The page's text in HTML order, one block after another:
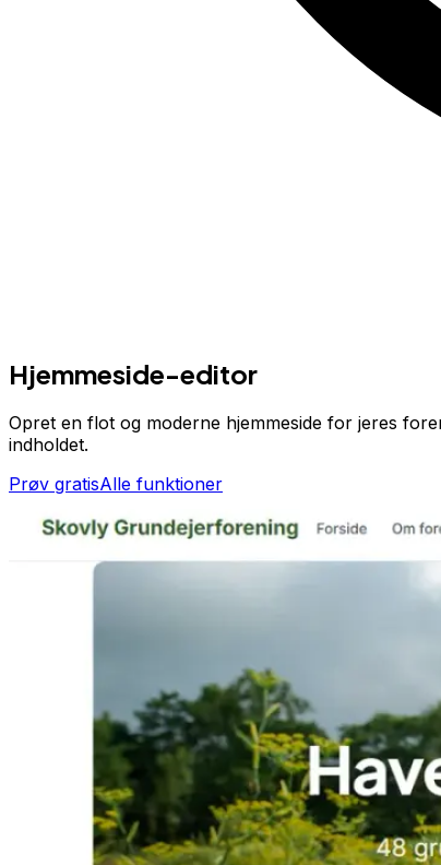
Hjemmeside-editor
Opret en flot og moderne hjemmeside for jeres
indholdet.
Prøv gratisAlle funktioner